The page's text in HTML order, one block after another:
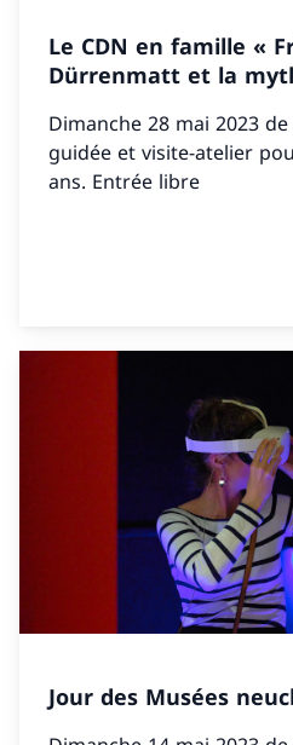
Le CDN en famille «
Dürrenmatt et la
Dimanche 28 mai 2023 de
guidée et visite-atelier
ans. Entrée libre
Jour des Musées